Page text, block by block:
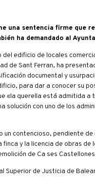
una sentencia firme que
ha demandado al
del edificio de locales
de Sant Ferran, ha
documental y
para dar a conocer su
«la querella está admitida
solución con uno de los
contencioso, pendiente
y la licencia de obras
de Ca ses
Superior de Justicia de